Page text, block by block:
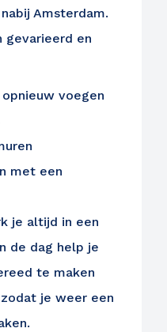
Amsterdam.
gevarieerd en
voegen
met een
je altijd in een
de dag help je
te maken
je weer een